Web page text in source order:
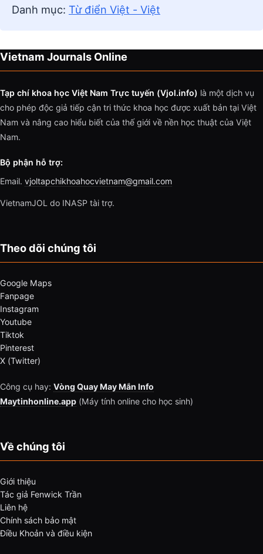
Danh mục: Từ điển Việt - Việt
Vietnam Journals Online
Tạp chí khoa học Việt Nam Trực tuyến (Vjol.info) là một dịch vụ
cho phép độc giả tiếp cận tri thức khoa học được xuất bản tại Việt
Nam và nâng cao hiểu biết của thế giới về nền học thuật của Việt
Nam.
Bộ phận hỗ trợ:
Email. vjoltapchikhoahocvietnam@gmail.com
VietnamJOL do INASP tài trợ.
Theo dõi chúng tôi
Google Maps
Fanpage
Instagram
Youtube
Tiktok
Pinterest
X (Twitter)
Công cụ hay: Vòng Quay May Mắn Info
Maytinhonline.app (Máy tính online cho học sinh)
Về chúng tôi
Giới thiệu
Tác giả Fenwick Trần
Liên hệ
Chính sách bảo mật
Điều Khoản và điều kiện